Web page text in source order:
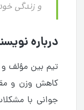
و زندگی
درباره
تیم بین مؤلف
کاهش وزن و
جوانی با